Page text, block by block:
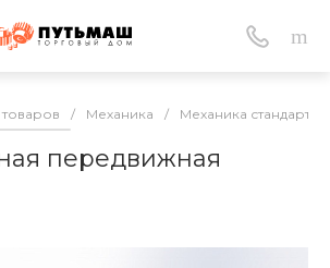
товаров / Механика / Механика
передвижная